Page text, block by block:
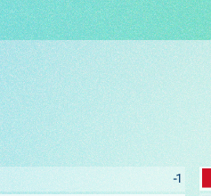
-1